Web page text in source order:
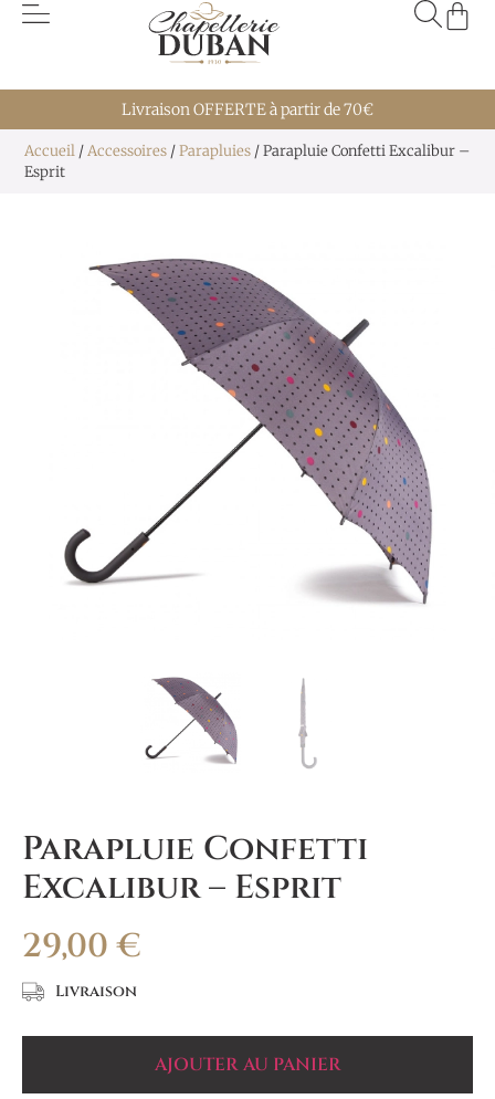
Livraison OFFERTE à partir de 70€
Accueil /Accessoires /Parapluies / Parapluie Confetti Excalibur –
Esprit
Parapluie Confetti
Excalibur – Esprit
29,00€
Livraison
AJOUTER AU PANIER